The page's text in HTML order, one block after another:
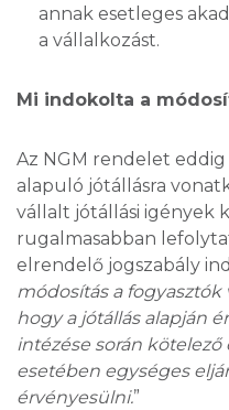
annak esetleges
a vállalkozást.
Mi indokolta a
Az NGM rendelet
alapuló jótállásra
vállalt jótállási igények
rugalmasabban
elrendelő jogszabály
módosítás a fogyasztók
hogy a jótállás alapján
intézése során
esetében egységes
érvényesülni.”